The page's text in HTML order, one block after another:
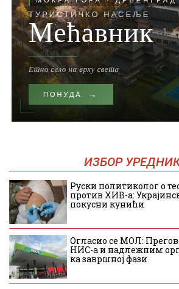
ИЗБОР
Руски политиколог о
против ХИВ-а:
покусни кунићи
Огласио се МОЛ:
НИС-а и надлежним
ка завршној фази